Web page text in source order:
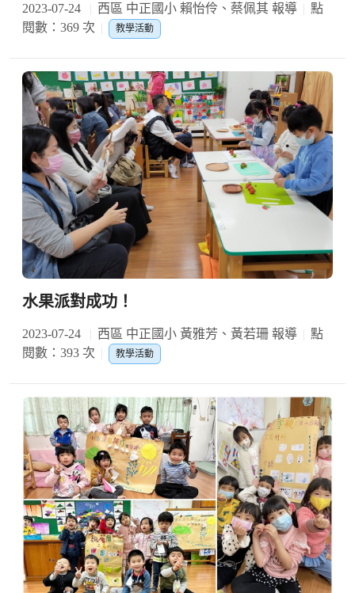
2023-07-24 西區 中正國小 賴怡伶、蔡佩其 報導
點
閱數：369 次
教學活動
水果派對成功！
2023-07-24 西區 中正國小 黃雅芳、黃若珊 報導
點
閱數：393 次
教學活動